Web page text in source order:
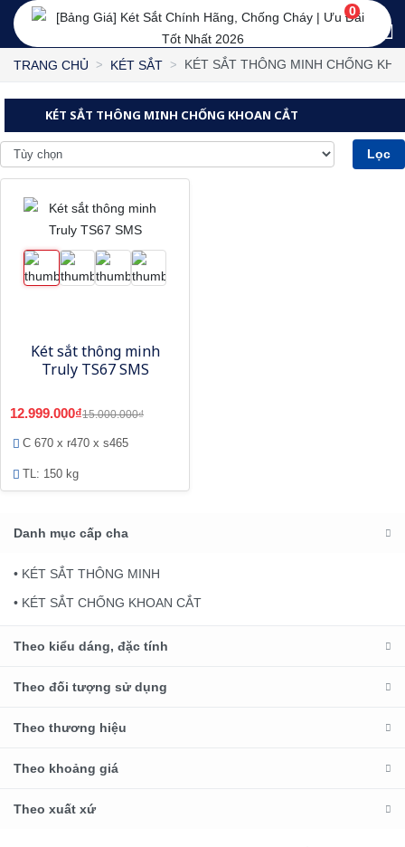
0
TRANG CHỦ KÉT SẮT KÉT SẮT THÔNG MINH CHỐNG
KÉT SẮT THÔNG MINH CHỐNG KHOAN CẮT
Lọc
Két sắt thông minh
Truly TS67 SMS
12.999.000₫15.000.000₫
C 670 x r470 x s465
TL: 150 kg
Danh mục cấp cha
• KÉT SẮT THÔNG MINH
• KÉT SẮT CHỐNG KHOAN CẮT
Theo kiểu dáng, đặc tính
Theo đối tượng sử dụng
Theo thương hiệu
Theo khoảng giá
Theo xuất xứ